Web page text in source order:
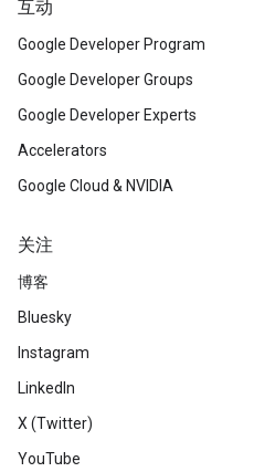
互动
Google Developer Program
Google Developer Groups
Google Developer Experts
Accelerators
Google Cloud & NVIDIA
关注
博客
Bluesky
Instagram
LinkedIn
X (Twitter)
YouTube